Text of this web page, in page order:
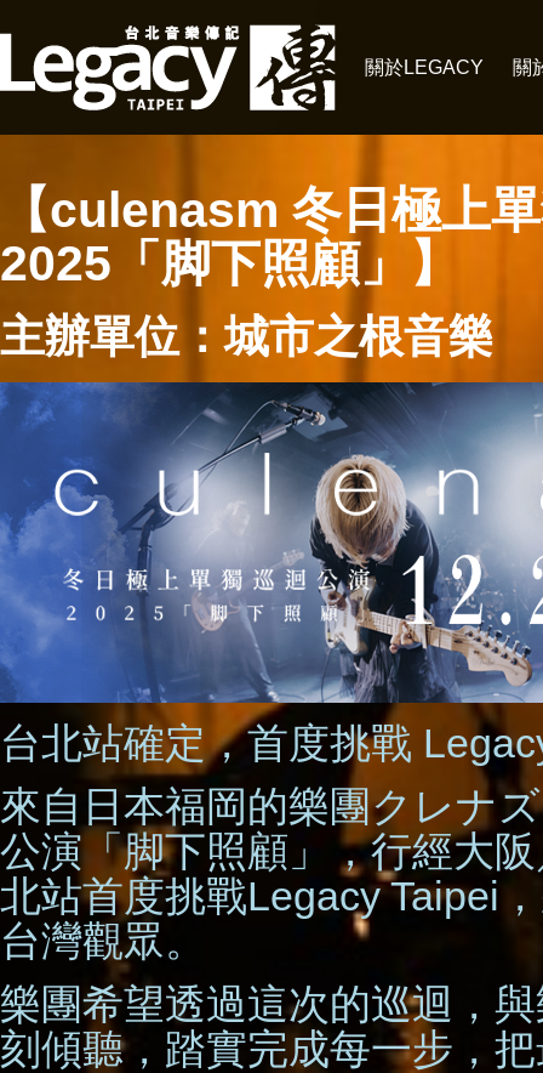
關於LEGACY 關
【culenasm 冬日極上
2025「脚下照顧」】
主辦單位：城市之根音樂
台北站確定，首度挑戰
來自日本福岡的樂團クレナ
公演「脚下照顧」，行經大
北站首度挑戰Legacy Taipei
台灣觀眾。
樂團希望透過這次的巡迴，
刻傾聽，踏實完成每一步，